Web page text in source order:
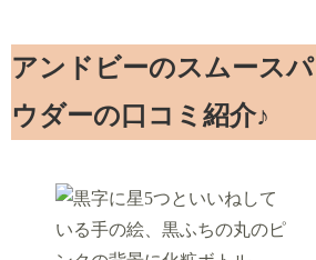
アンドビーのスムースパ
ウダーの口コミ紹介♪